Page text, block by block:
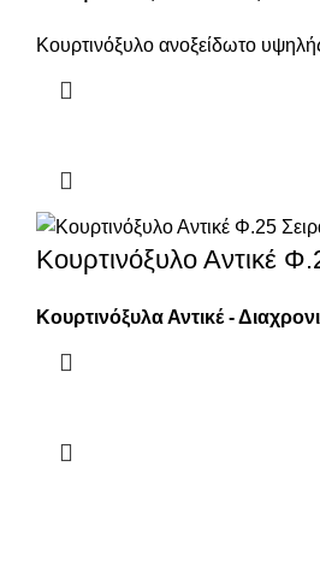
Κουρτινόξυλο ανοξείδωτο
Κουρτινόξυλο Αντικέ
Κουρτινόξυλα Αντικέ -